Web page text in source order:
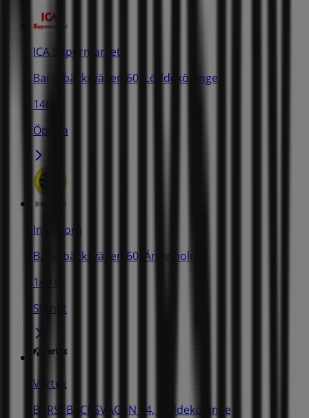
ICA Supermarket
Barsebäcksvägen 60, Löddeköpinge
140 m
Öppna
Interflora
Barsebäcksvägen 60, Ängelholm
149 m
Stängt
Vartex
BARSEBÄCKSVÄGEN 44, Löddeköpinge